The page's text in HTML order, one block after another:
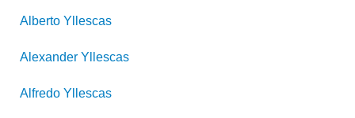
Alberto Yllescas
Alexander Yllescas
Alfredo Yllescas